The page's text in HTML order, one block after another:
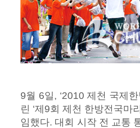
9월 6일, ‘2010 제천 국제
린 ‘제9회 제천 한방전국마
임했다. 대회 시작 전 교통